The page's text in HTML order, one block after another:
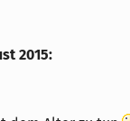
2015: